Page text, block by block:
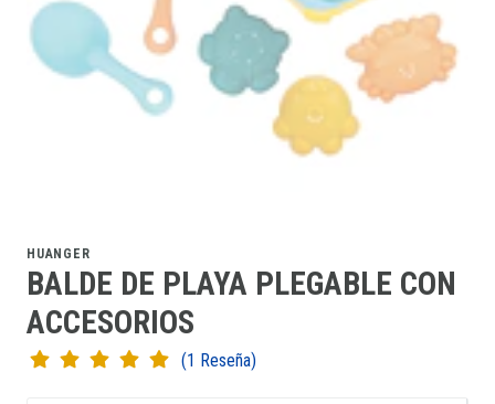
HUANGER
BALDE DE PLAYA PLEGABLE CON
ACCESORIOS
(1 Reseña)